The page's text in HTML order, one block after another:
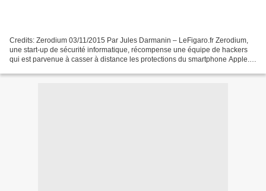
Credits: Zerodium 03/11/2015 Par Jules Darmanin – LeFigaro.fr Zerodium,
une start-up de sécurité informatique, récompense une équipe de hackers
qui est parvenue à casser à distance les protections du smartphone Apple.